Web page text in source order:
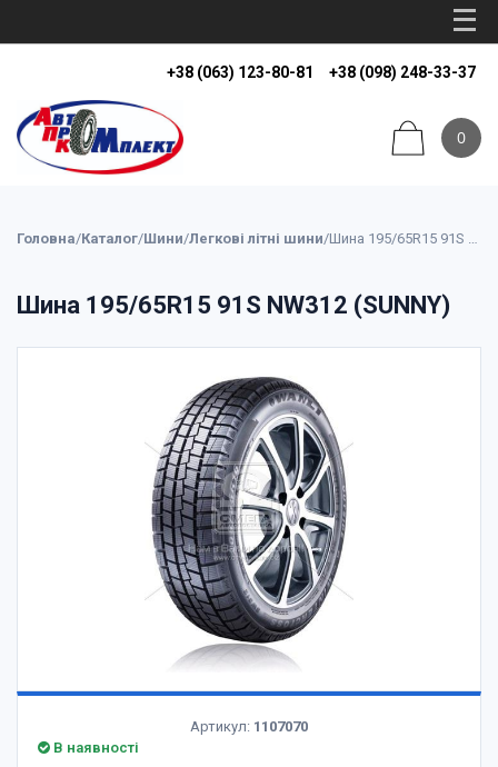
+38 (063) 123-80-81 +38 (098) 248-33-37
0
Головна/Каталог/Шини/Легкові літні шини/ Шина 195/65R15 91S NW312 (SUNNY)
Шина 195/65R15 91S NW312 (SUNNY)
Артикул: 1107070
В наявності